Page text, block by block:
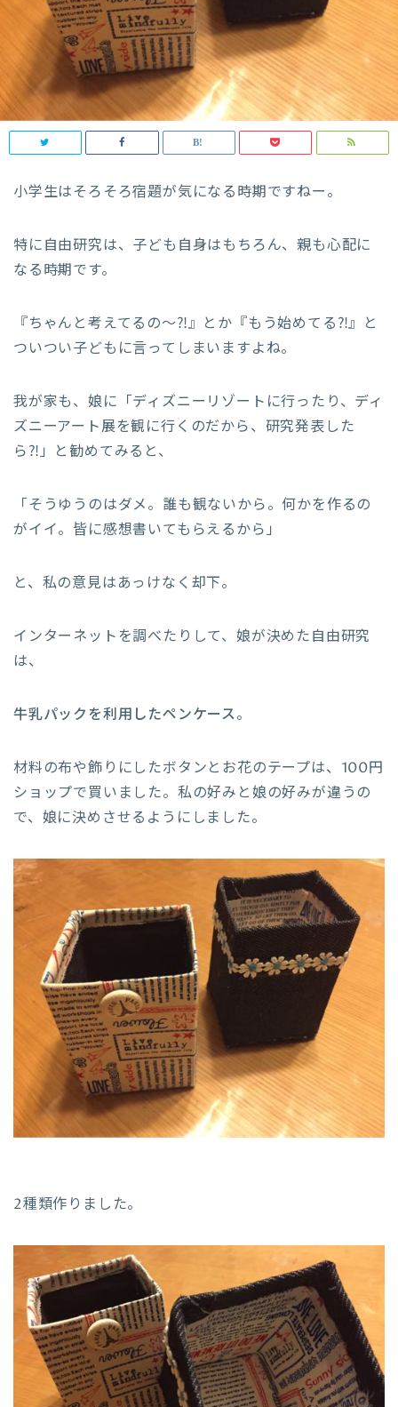
小学生はそろそろ宿題が気になる時期ですねー。
特に自由研究は、子ども自身はもちろん、親も心配に
なる時期です。
『ちゃんと考えてるの〜⁈』とか『もう始めてる⁈』と
ついつい子どもに言ってしまいますよね。
我が家も、娘に「ディズニーリゾートに行ったり、ディ
ズニーアート展を観に行くのだから、研究発表した
ら⁈」と勧めてみると、
「そうゆうのはダメ。誰も観ないから。何かを作るの
がイイ。皆に感想書いてもらえるから」
と、私の意見はあっけなく却下。
インターネットを調べたりして、娘が決めた自由研究
は、
牛乳パックを利用したペンケース。
材料の布や飾りにしたボタンとお花のテープは、100円
ショップで買いました。私の好みと娘の好みが違うの
で、娘に決めさせるようにしました。
2種類作りました。